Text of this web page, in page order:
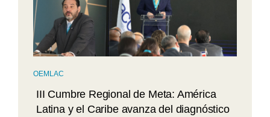
OEMLAC
III Cumbre Regional de Meta: América
Latina y el Caribe avanza del diagnóstico